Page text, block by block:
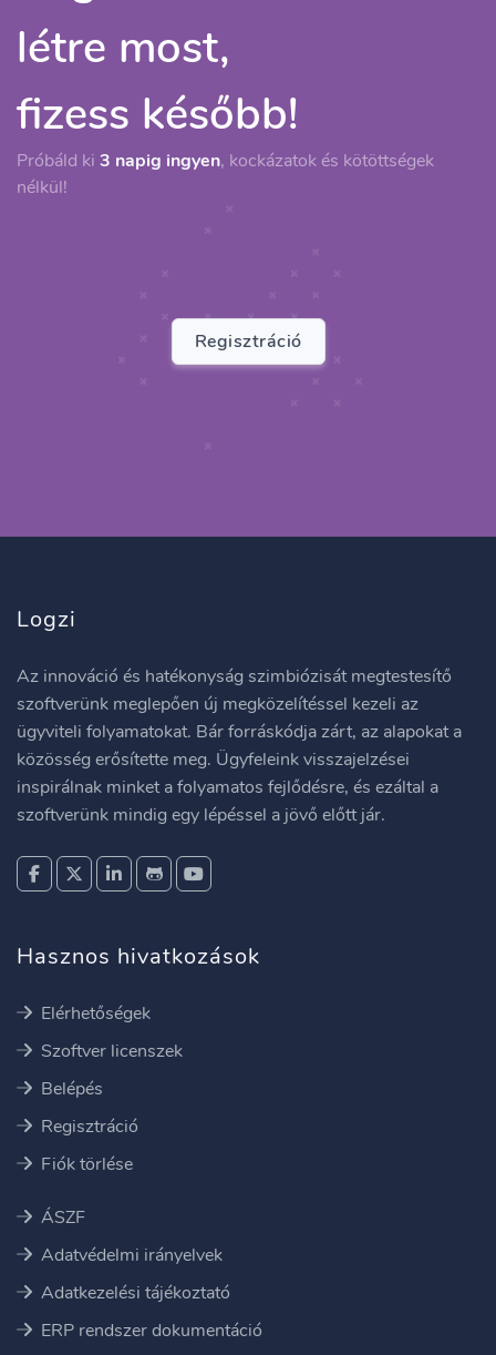
létre most,
fizess később!
Próbáld ki 3 napig ingyen, kockázatok és kötöttségek
nélkül!
Regisztráció
Logzi
Az innováció és hatékonyság szimbiózisát megtestesítő
szoftverünk meglepően új megközelítéssel kezeli az
ügyviteli folyamatokat. Bár forráskódja zárt, az alapokat a
közösség erősítette meg. Ügyfeleink visszajelzései
inspirálnak minket a folyamatos fejlődésre, és ezáltal a
szoftverünk mindig egy lépéssel a jövő előtt jár.
Hasznos hivatkozások
Elérhetőségek
Szoftver licenszek
Belépés
Regisztráció
Fiók törlése
ÁSZF
Adatvédelmi irányelvek
Adatkezelési tájékoztató
ERP rendszer dokumentáció